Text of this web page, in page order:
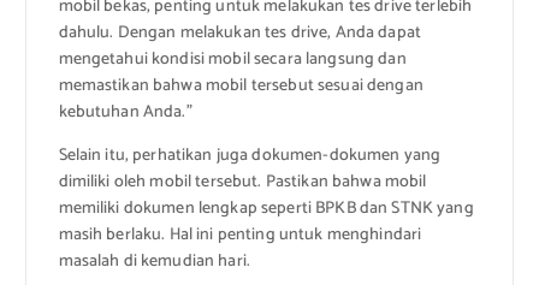
mobil bekas, penting untuk melakukan tes drive terlebih
dahulu. Dengan melakukan tes drive, Anda dapat
mengetahui kondisi mobil secara langsung dan
memastikan bahwa mobil tersebut sesuai dengan
kebutuhan Anda.”
Selain itu, perhatikan juga dokumen-dokumen yang
dimiliki oleh mobil tersebut. Pastikan bahwa mobil
memiliki dokumen lengkap seperti BPKB dan STNK yang
masih berlaku. Hal ini penting untuk menghindari
masalah di kemudian hari.